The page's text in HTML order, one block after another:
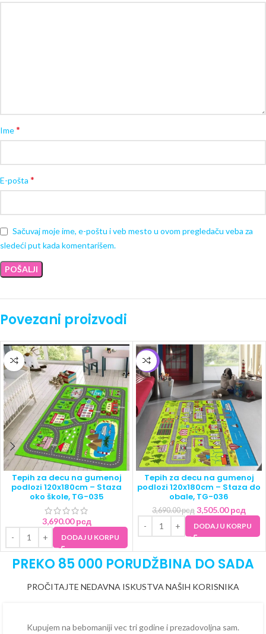
Ime*
E-pošta *
Sačuvaj moje ime, e-poštu i veb mesto u ovom pregledaču veba za
sledeći put kada komentarišem.
Povezani proizvodi
Tepih za decu na gumenoj
podlozi 120x180cm – Staza
oko škole, TG-035
3,690.00рсд
DODAJ U KORPU
-5%
Tepih za decu na gumenoj
podlozi 120x180cm – Staza do
obale, TG-036
3,690.00рсд 3,505.00рсд
DODAJ U KORPU
PREKO 85 000 PORUDŽBINA DO SADA
PROČITAJTE NEDAVNA ISKUSTVA NAŠIH KORISNIKA
Kupujem na bebomaniji vec tri godine i prezadovoljna sam.